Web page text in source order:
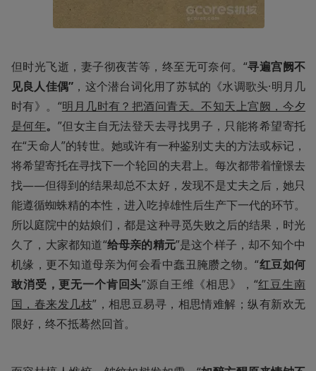
但时光飞逝，妻子彻夜苦等，终至无可奈何。“寻遍宫阙不
见良人佳偶” ，这个潜台词化用了苏轼的《水调歌头·明月几
时有》。“明月几时有？把酒问青天。不知天上宫阙，今夕
是何年。 ”但女主自无法登天去寻找男子，只能将希望寄托
在“天命人”的转世。她或许有一种鉴别丈夫的方法或标记，
将希望寄托在寻找下一个轮回的夫君上。每次都带着憧憬去
找——但得到的结果却总不太好，发现不是丈夫之后，她只
能遵循蜘蛛精的本性，进入吃掉雄性后生产下一代的环节。
所以庭院中的姑娘们，都是这种寻觅失败之后的结果，时光
久了，大家都知道“给母亲的精元”是这个样子，却不知个中
机缘，更不知道母亲为何会看中蠢丑腌臜之物。“红豆如何
敢消受，更无一个肯回头”源自王维《相思》，“红豆生南
国，春来发几枝”，相思豆易寻，相思情难解；纵有新欢无
限好，终不抵蓦然回首。